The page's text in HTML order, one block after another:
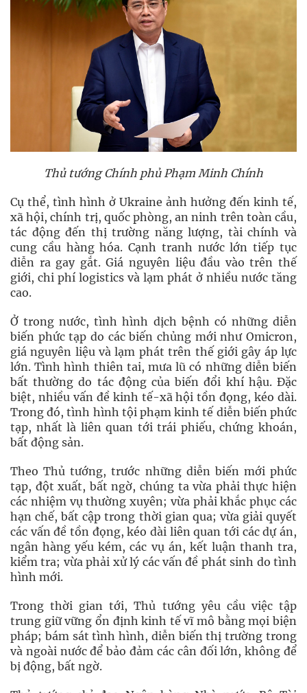
Thủ tướng Chính phủ Phạm Minh Chính
Cụ thể, tình hình ở Ukraine ảnh hưởng đến kinh tế,
xã hội, chính trị, quốc phòng, an ninh trên toàn cầu,
tác động đến thị trường năng lượng, tài chính và
cung cầu hàng hóa. Cạnh tranh nước lớn tiếp tục
diễn ra gay gắt. Giá nguyên liệu đầu vào trên thế
giới, chi phí logistics và lạm phát ở nhiều nước tăng
cao.
Ở trong nước, tình hình dịch bệnh có những diễn
biến phức tạp do các biến chủng mới như Omicron,
giá nguyên liệu và lạm phát trên thế giới gây áp lực
lớn. Tình hình thiên tai, mưa lũ có những diễn biến
bất thường do tác động của biến đổi khí hậu. Đặc
biệt, nhiều vấn đề kinh tế-xã hội tồn đọng, kéo dài.
Trong đó, tình hình tội phạm kinh tế diễn biến phức
tạp, nhất là liên quan tới trái phiếu, chứng khoán,
bất động sản.
Theo Thủ tướng, trước những diễn biến mới phức
tạp, đột xuất, bất ngờ, chúng ta vừa phải thực hiện
các nhiệm vụ thường xuyên; vừa phải khắc phục các
hạn chế, bất cập trong thời gian qua; vừa giải quyết
các vấn đề tồn đọng, kéo dài liên quan tới các dự án,
ngân hàng yếu kém, các vụ án, kết luận thanh tra,
kiểm tra; vừa phải xử lý các vấn đề phát sinh do tình
hình mới.
Trong thời gian tới, Thủ tướng yêu cầu việc tập
trung giữ vững ổn định kinh tế vĩ mô bằng mọi biện
pháp; bám sát tình hình, diễn biến thị trường trong
và ngoài nước để bảo đảm các cân đối lớn, không để
bị động, bất ngờ.